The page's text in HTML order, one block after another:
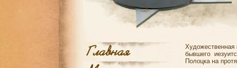
Художественная
бывшего
Полоцка на